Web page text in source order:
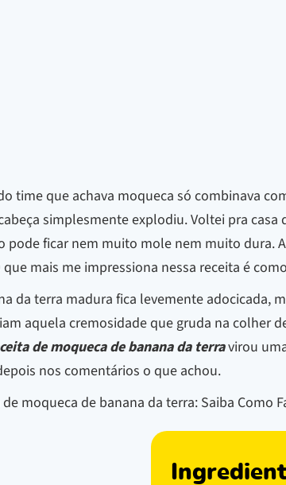
time que achava moqueca só combinava
simplesmente explodiu. Voltei pra
pode ficar nem muito mole nem muito dura.
que mais me impressiona nessa receita é
da terra madura fica levemente adocicada,
aquela cremosidade que gruda na colher
de moqueca de banana da terravirou
nos comentários o que achou.
de moqueca de banana da terra: Saiba Como